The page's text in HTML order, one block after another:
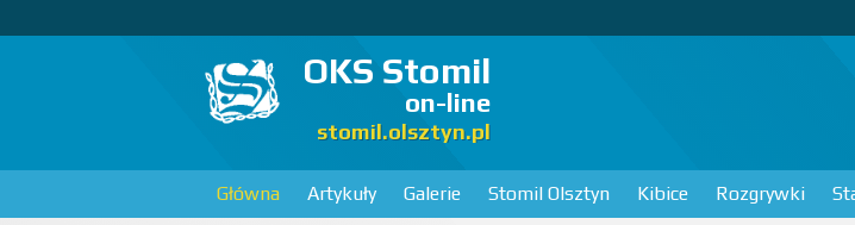
OKS Stomil
on-line
stomil.olsztyn.pl
Główna Artykuły Galerie Stomil Olsztyn Kibice Rozgrywki